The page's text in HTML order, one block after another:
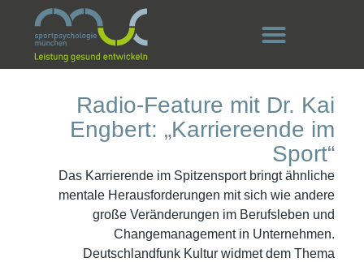
Radio-Feature mit Dr. Kai
Engbert: „Karriereende im
Sport“
Das Karrierende im Spitzensport bringt ähnliche
mentale Herausforderungen mit sich wie andere
große Veränderungen im Berufsleben und
Changemanagement in Unternehmen.
Deutschlandfunk Kultur widmet dem Thema